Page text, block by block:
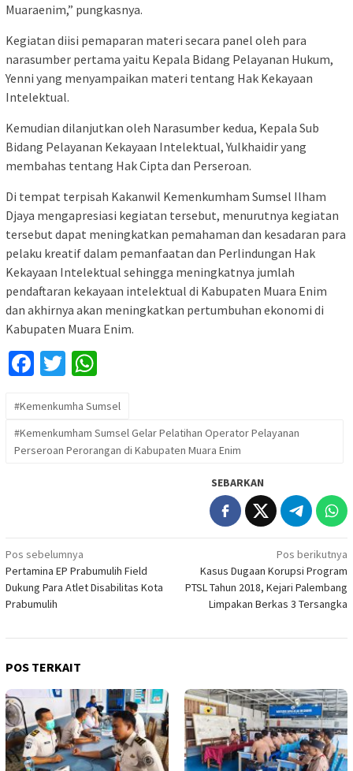
Muaraenim,” pungkasnya.
Kegiatan diisi pemaparan materi secara panel oleh para
narasumber pertama yaitu Kepala Bidang Pelayanan Hukum,
Yenni yang menyampaikan materi tentang Hak Kekayaan
Intelektual.
Kemudian dilanjutkan oleh Narasumber kedua, Kepala Sub
Bidang Pelayanan Kekayaan Intelektual, Yulkhaidir yang
membahas tentang Hak Cipta dan Perseroan.
Di tempat terpisah Kakanwil Kemenkumham Sumsel Ilham
Djaya mengapresiasi kegiatan tersebut, menurutnya kegiatan
tersebut dapat meningkatkan pemahaman dan kesadaran para
pelaku kreatif dalam pemanfaatan dan Perlindungan Hak
Kekayaan Intelektual sehingga meningkatnya jumlah
pendaftaran kekayaan intelektual di Kabupaten Muara Enim
dan akhirnya akan meningkatkan pertumbuhan ekonomi di
Kabupaten Muara Enim.
Facebook
Twitter
#Kemenkumha Sumsel
#Kemenkumham Sumsel Gelar Pelatihan Operator Pelayanan
Perseroan Perorangan di Kabupaten Muara Enim
SEBARKAN
Navigasi
pos
Pos sebelumnya
Pertamina EP Prabumulih Field
Dukung Para Atlet Disabilitas Kota
Prabumulih
Pos berikutnya
Kasus Dugaan Korupsi Program
PTSL Tahun 2018, Kejari Palembang
Limpakan Berkas 3 Tersangka
POS TERKAIT